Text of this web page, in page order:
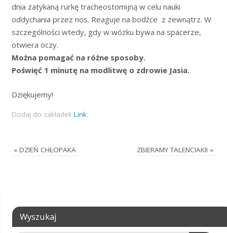
dnia zatykaną rurkę tracheostomijną w celu nauki
oddychania przez nos. Reaguje na bodźce z zewnątrz. W
szczególności wtedy, gdy w wózku bywa na spacerze,
otwiera oczy.
Można pomagać na różne sposoby.
Poświęć 1 minutę na modlitwę o zdrowie Jasia.
Dziękujemy!
Dodaj do zakładek Link.
«DZIEŃ CHŁOPAKA ZBIERAMY TALENCIAKI! »
Wyszukaj